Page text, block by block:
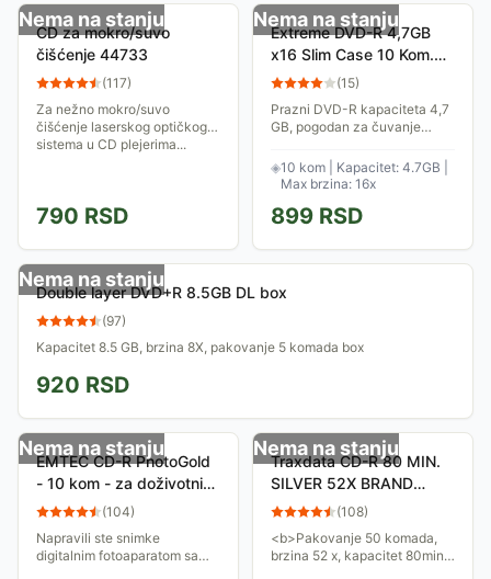
Nema na stanju
CD za mokro/suvo
čišćenje 44733
(117)
Za nežno mokro/suvo
čišćenje laserskog optičkog
sistema u CD plejerima...
790 RSD
Nema na stanju
Extreme DVD-R 4,7GB
x16 Slim Case 10 Kom.
DVD-R1168
(15)
Prazni DVD-R kapaciteta 4,7
GB, pogodan za čuvanje
da će se lako izgrebati ili
oštetiti. Za narezivanje i
◈10 kom | Kapacitet: 4.7GB |
Max brzina: 16x
899 RSD
Nema na stanju
Double layer DVD+R 8.5GB DL box
(97)
Kapacitet 8.5 GB, brzina 8X, pakovanje 5 komada box
920 RSD
Nema na stanju
EMTEC CD-R PhotoGold
- 10 kom - za doživotni
backUp vrednih
računara
(104)
Napravili ste snimke
digitalnim fotoaparatom sa
Nema na stanju
Traxdata CD-R 80 MIN.
SILVER 52X BRAND
CAKE 50 (108)
<b>Pakovanje 50 komada,
brzina 52 x, kapacitet 80min /